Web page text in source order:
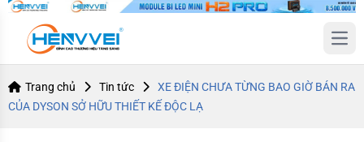
Trang chủ Tin tức
XE ĐIỆN CHƯA TỪNG BAO GIỜ BÁN RA
CỦA DYSON SỞ HỮU THIẾT KẾ ĐỘC LẠ